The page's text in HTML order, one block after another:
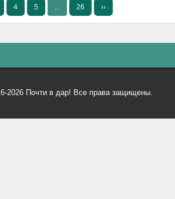
4 5 ... 26 ››
2026 Почти в дар! Все права защищены.